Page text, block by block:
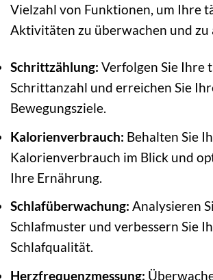
Vielzahl von Funktionen, um Ihre
Aktivitäten zu überwachen und zu
Schrittzählung: Verfolgen Sie Ihre
Schrittanzahl und erreichen Sie
Bewegungsziele.
Kalorienverbrauch: Behalten Sie
Kalorienverbrauch im Blick und
Ihre Ernährung.
Schlafüberwachung: Analysieren
Schlafmuster und verbessern Sie
Schlafqualität.
Herzfrequenzmessung: